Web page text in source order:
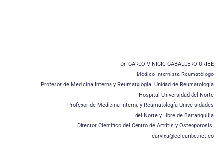
Dr. CARLO VINICIO CABALLERO URIBE
Médico Internista-Reumatólogo
Profesor de Medicina Interna y Reumatología. Unidad de Reumatología
Hospital Universidad del Norte
Profesor de Medicina Interna y Reumatología Universidades
del Norte y Libre de Barranquilla
Director Científico del Centro de Artritis y Osteoporosis.
carvica@celcaribe.net.co